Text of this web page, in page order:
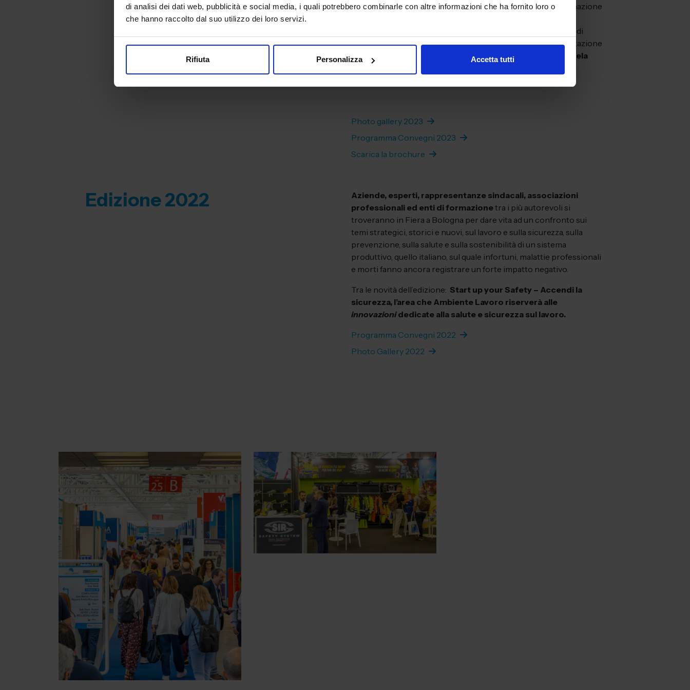
di analisi dei dati web, pubblicità e social media, i quali potrebbero combinarle con altre informazioni che ha fornito loro o
che hanno raccolto dal suo utilizzo dei loro servizi.
Rifiuta Personalizza Accetta tutti
Iniziative Speciali, da workshop e seminari destinati alla formazione
rappresentanze sindacali, associazioni professionali ed enti di
formazione tra i più autorevoli, l’edizione 2023 della manifestazione
riserverà particolare attenzione allaconnessione tra la tutela
Photo gallery 2023
Programma Convegni 2023
Scarica la brochure
Edizione 2022
Aziende, esperti, rappresentanze sindacali, associazioni
professionali ed enti di formazionetra i più autorevoli si
troveranno in Fiera a Bologna per dare vita ad un confronto sui
temi strategici, storici e nuovi, sul lavoro e sulla sicurezza, sulla
prevenzione, sulla salute e sulla sostenibilità di un sistema
produttivo, quello italiano, sul quale infortuni, malattie professionali
e morti fanno ancora registrare un forte impatto negativo.
Tra le novità dell’edizione: Start up your Safety – Accendi la
sicurezza, l’area che Ambiente Lavoro riserverà alle
innovazionidedicate alla salute e sicurezza sul lavoro.
Programma Convegni 2022
Photo Gallery 2022